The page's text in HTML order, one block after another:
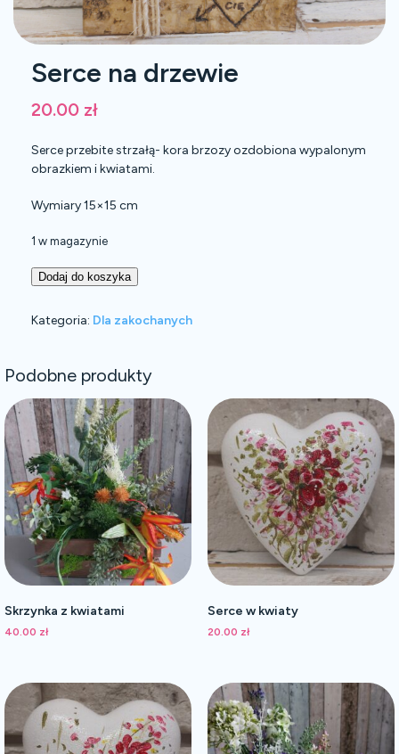
Serce na drzewie
20.00 zł
Serce przebite strzałą- kora brzozy ozdobiona wypalonym
obrazkiem i kwiatami.
Wymiary 15×15 cm
1 w magazynie
Dodaj do koszyka
Kategoria: Dla zakochanych
Podobne produkty
Skrzynka z kwiatami
40.00 zł
Serce w kwiaty
20.00 zł